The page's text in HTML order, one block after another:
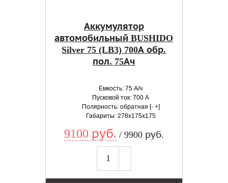
Аккумулятор
автомобильный BUSHIDO
Silver 75 (LB3) 700А обр.
пол. 75Ач
Емкость: 75 А/ч
Пусковой ток: 700 А
Полярность: обратная [- +]
Габариты: 278x175x175
9100 руб. / 9900 руб.